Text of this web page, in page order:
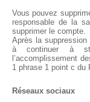
Vous pouvez
responsable de la
supprimer le compte.
Après la
à continuer à
l’accomplissement
1 phrase 1 point c du
Réseaux sociaux